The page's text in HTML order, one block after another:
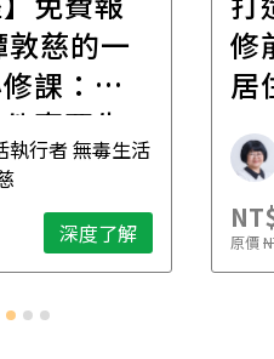
慈的一
課：一
事要先
執行者 無毒生活
深度了解
修
居
原價